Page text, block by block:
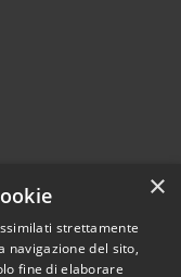
×
strettamente
navigazione del sito,
fine di elaborare